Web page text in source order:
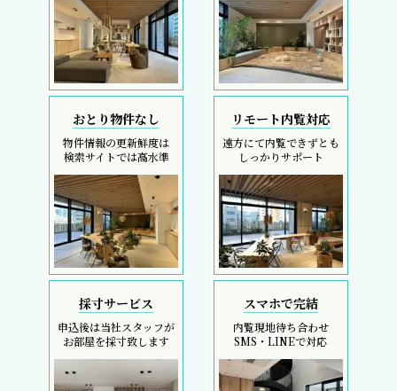
おとり物件なし
物件情報の更新鮮度は
検索サイトでは高水準
リモート内覧対応
遠方にて内覧できずとも
しっかりサポート
採寸サービス
申込後は当社スタッフが
お部屋を採寸致します
スマホで完結
内覧現地待ち合わせ
SMS・LINEで対応